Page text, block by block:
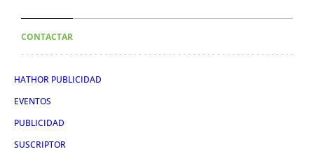
CONTACTAR
HATHOR PUBLICIDAD
EVENTOS
PUBLICIDAD
SUSCRIPTOR